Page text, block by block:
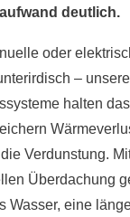
deutlich.
oder
– unsere
halten
Verdunstung.
Überdachung
Wasser, eine